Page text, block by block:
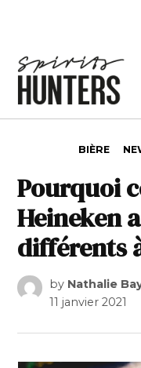
BIÈRE
Pourquoi
Heineken
différents
by Nathalie
11 janvier 2021